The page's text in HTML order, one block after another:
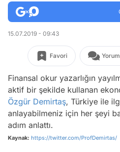
15.07.2019 - 09:43
Favori
Finansal okur yazarlığın
aktif bir şekilde kullanan
Özgür Demirtaş, Türkiye ile
anlayabilmeniz için her şeyi
adım anlattı.
Kaynak: https://twitter.com/ProfDemirtas/